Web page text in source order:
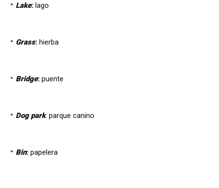
Lake: lago
Grass: hierba
Bridge: puente
Dog park: parque canino
Bin: papelera